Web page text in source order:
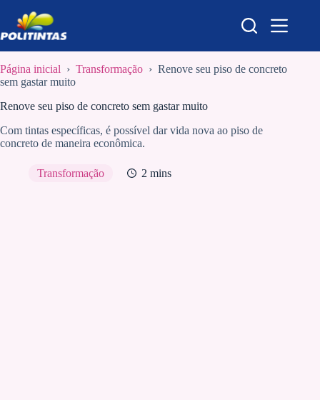
para
o
conteúdo
Página inicial › Transformação › Renove seu piso de concreto
sem gastar muito
Renove seu piso de concreto sem gastar muito
Com tintas específicas, é possível dar vida nova ao piso de
concreto de maneira econômica.
Transformação 2 mins